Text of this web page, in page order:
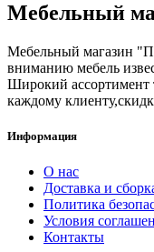
Мебельный
Мебельный магазин
вниманию мебель
Широкий ассортимент
каждому
Информация
О нас
Доставка и
Политика
Условия
Контакты